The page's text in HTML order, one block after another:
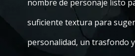
nombre de personaje listo
suficiente textura para
personalidad, un trasfondo